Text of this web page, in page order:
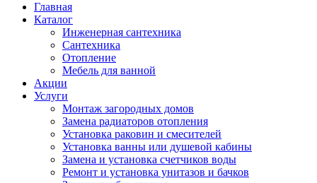
Главная
Каталог
Инженерная сантехника
Сантехника
Отопление
Мебель для ванной
Акции
Услуги
Монтаж загородных домов
Замена радиаторов отопления
Установка раковин и смесителей
Установка ванны или душевой кабины
Замена и установка счетчиков воды
Ремонт и установка унитазов и бачков